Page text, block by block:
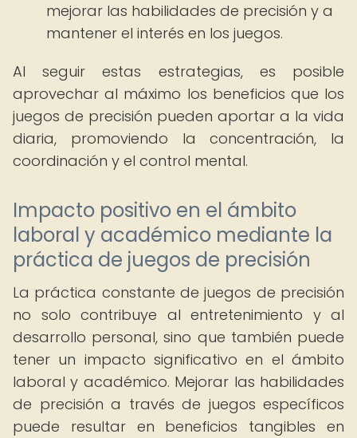
mejorar las habilidades de precisión y a
mantener el interés en los juegos.
Al seguir estas estrategias, es posible
aprovechar al máximo los beneficios que los
juegos de precisión pueden aportar a la vida
diaria, promoviendo la concentración, la
coordinación y el control mental.
Impacto positivo en el ámbito
laboral y académico mediante la
práctica de juegos de precisión
La práctica constante de juegos de precisión
no solo contribuye al entretenimiento y al
desarrollo personal, sino que también puede
tener un impacto significativo en el ámbito
laboral y académico. Mejorar las habilidades
de precisión a través de juegos específicos
puede resultar en beneficios tangibles en